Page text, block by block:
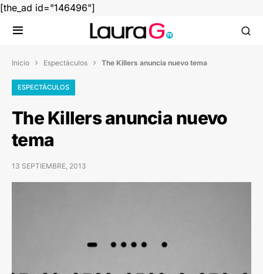
[the_ad id="146496"]
Inicio  Espectáculos  The Killers anuncia nuevo tema
ESPECTÁCULOS
The Killers anuncia nuevo
tema
13 SEPTIEMBRE, 2013